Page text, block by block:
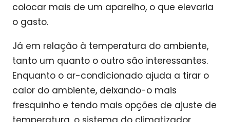
colocar mais de um aparelho, o que elevaria
o gasto.
Já em relação à temperatura do ambiente,
tanto um quanto o outro são interessantes.
Enquanto o ar-condicionado ajuda a tirar o
calor do ambiente, deixando-o mais
fresquinho e tendo mais opções de ajuste de